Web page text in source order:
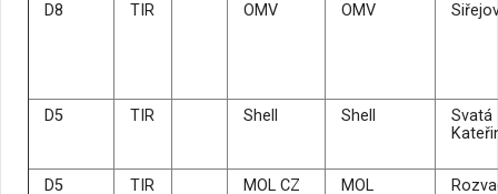
D8 TIR OMV OMV
D5 TIR Shell Shell
Svatá
D5 TIR MOL CZ MOL